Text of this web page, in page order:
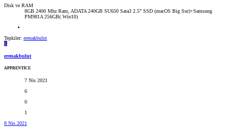
Disk ve RAM
8GB 2400 Mhz Ram, ADATA 240GB SU650 Sata3 2.5" SSD (macOS Big Sur)+Samsung
PM981A 256GB( Win10)
Tepkiler: erenakbulut
E
erenakbulut
APPRENTICE
7 Nis 2021
6
0
1
8 Nis 2021